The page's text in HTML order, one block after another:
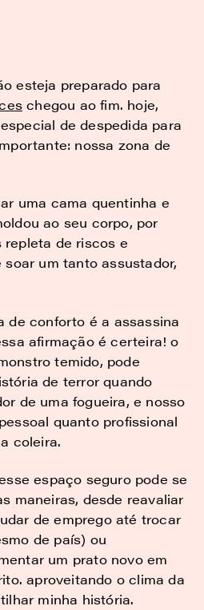
esteja preparado para
chegou ao fim. hoje,
de despedida para
nossa zona de
uma cama quentinha e
ao seu corpo, por
repleta de riscos e
um tanto assustador,
de conforto é a assassina
afirmação é certeira! o
temido, pode
de terror quando
de uma fogueira, e nosso
quanto profissional
coleira.
espaço seguro pode se
maneiras, desde reavaliar
de emprego até trocar
de país) ou
um prato novo em
aproveitando o clima da
minha história.